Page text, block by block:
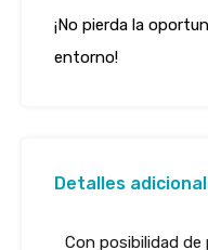
¡No pierda la
entorno!
Detalles
Con posibilidad de